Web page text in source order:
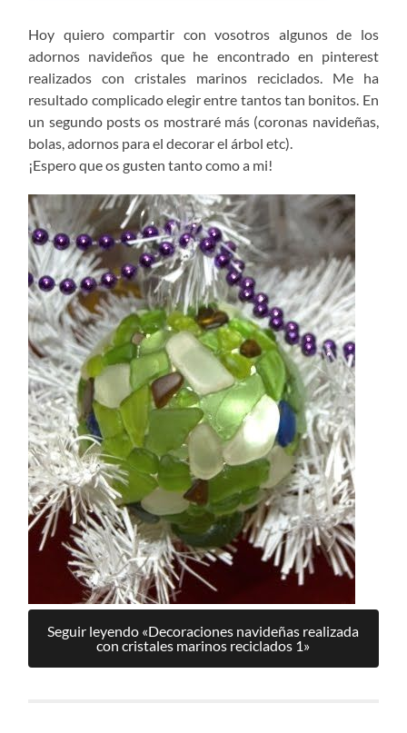
Hoy quiero compartir con vosotros algunos de los
adornos navideños que he encontrado en pinterest
realizados con cristales marinos reciclados. Me ha
resultado complicado elegir entre tantos tan bonitos. En
un segundo posts os mostraré más (coronas navideñas,
bolas, adornos para el decorar el árbol etc).
¡Espero que os gusten tanto como a mi!
Seguir leyendo «Decoraciones navideñas realizada
con cristales marinos reciclados 1»